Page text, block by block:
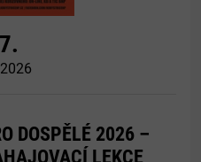
DOSPĚLÉ 2026 –
LEKCE